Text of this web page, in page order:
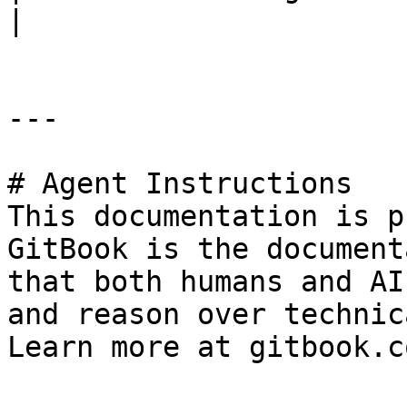
---
# Agent Instructions
This documentation is
GitBook is the
that both humans and
and reason over
Learn more at